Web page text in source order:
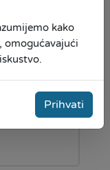
kako
omogućavajući
Prihvati